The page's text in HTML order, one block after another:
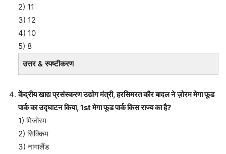
2) 11
3) 12
4) 10
5) 8
उत्तर & स्पष्टीकरण
केंद्रीय खाद्य प्रसंस्करण उद्योग मंत्री, हरसिमरत कौर बादल ने ज़ोरम मेगा फूड
पार्क का उद्घाटन किया, 1st मेगा फूड पार्क किस राज्य का है?
1) मिजोरम
2) सिक्किम
3) नागालैंड